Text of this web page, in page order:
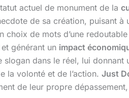
actuel de monument de la
de sa création, puisant
de mots d’une redoutable
générant un impact
dans le réel, lui
la volonté et de l’action. Just
de leur propre